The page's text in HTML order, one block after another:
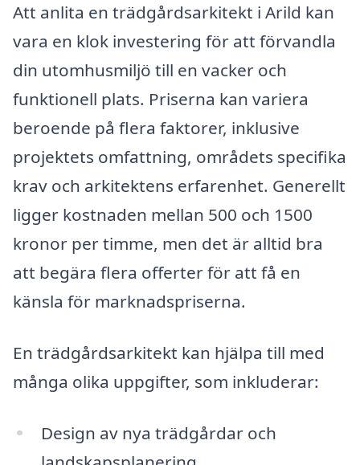
Att anlita en trädgårdsarkitekt i Arild kan
vara en klok investering för att förvandla
din utomhusmiljö till en vacker och
funktionell plats. Priserna kan variera
beroende på flera faktorer, inklusive
projektets omfattning, områdets specifika
krav och arkitektens erfarenhet. Generellt
ligger kostnaden mellan 500 och 1500
kronor per timme, men det är alltid bra
att begära flera offerter för att få en
känsla för marknadspriserna.
En trädgårdsarkitekt kan hjälpa till med
många olika uppgifter, som inkluderar:
Design av nya trädgårdar och